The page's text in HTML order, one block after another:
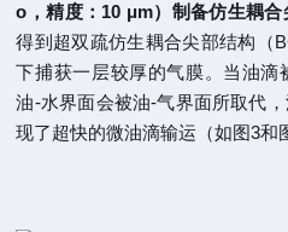
o，精度：10 μm）制备仿生耦合
得到超双疏仿生耦合尖部结构（
下捕获一层较厚的气膜。当油
油-水界面会被油-气界面所取代
现了超快的微油滴输运（如图3和